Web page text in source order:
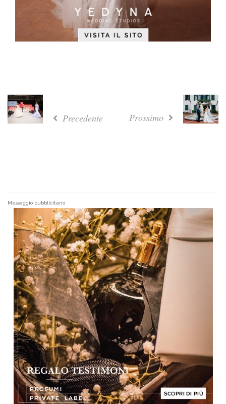
Precedente Prossimo
Messaggio pubblicitario